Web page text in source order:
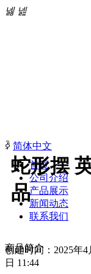
넳 넲
ꀅ 简体中文
首页
公司介绍
产品展示
新闻动态
联系我们
蛇形摆
品
商品简介
创建时间： 2025年4
日 11:44